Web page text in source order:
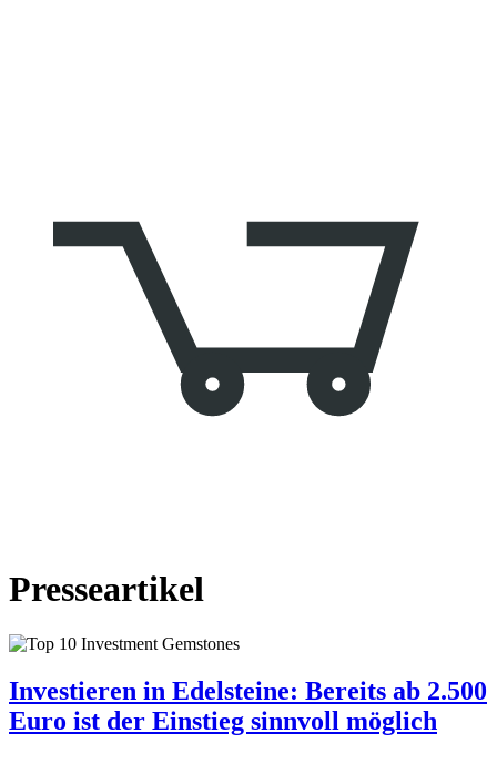
Presseartikel
Investieren in Edelsteine: Bereits ab 2.500
Euro ist der Einstieg sinnvoll möglich